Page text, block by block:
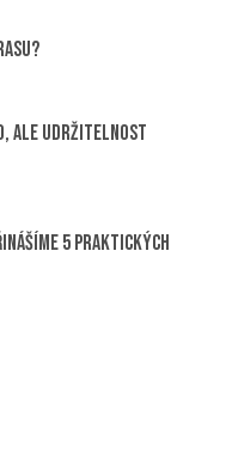
ale udržitelnost
5 praktických